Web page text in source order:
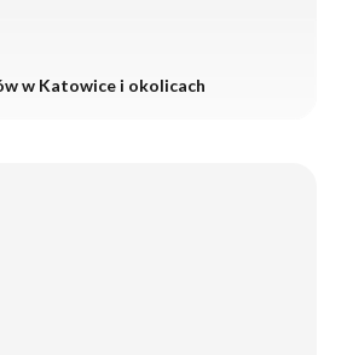
w Katowice i okolicach